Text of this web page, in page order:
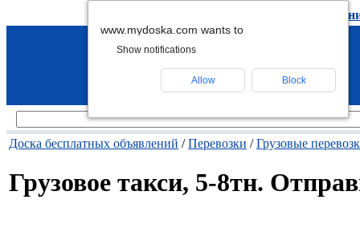
удалить
Доска бесплатных объявлений /Перевозки /Грузовые
Грузовое такси, 5-8тн.
www.mydoska.com wants to
Show notifications
Allow Block